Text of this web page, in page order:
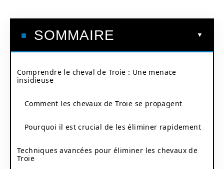
SOMMAIRE
Comprendre le cheval de Troie : Une menace
insidieuse
Comment les chevaux de Troie se propagent
Pourquoi il est crucial de les éliminer rapidement
Techniques avancées pour éliminer les chevaux de
Troie